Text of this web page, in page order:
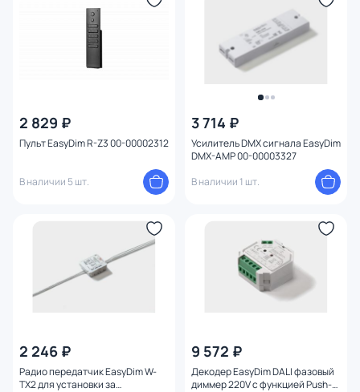
2 829 ₽
Пульт EasyDim R-Z3 00-00002312
В наличии 5 шт.
3 714 ₽
Усилитель DMX сигнала EasyDim
DMX-AMP 00-00003327
В наличии 1 шт.
2 246 ₽
Радио передатчик EasyDim W-
TX2 для установки за
9 572 ₽
Декодер EasyDim DALI фазовый
диммер 220V с функцией Push-